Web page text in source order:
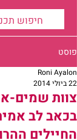
פוסט
צוות שמים-
בכאב לב
החיילים
Roni Ayalon
22 ביולי 2014